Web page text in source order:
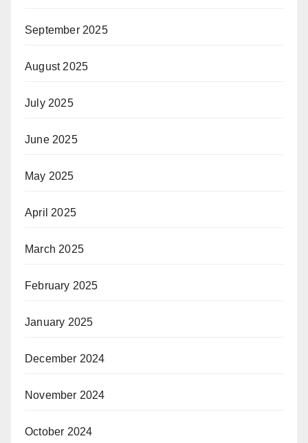
September 2025
August 2025
July 2025
June 2025
May 2025
April 2025
March 2025
February 2025
January 2025
December 2024
November 2024
October 2024